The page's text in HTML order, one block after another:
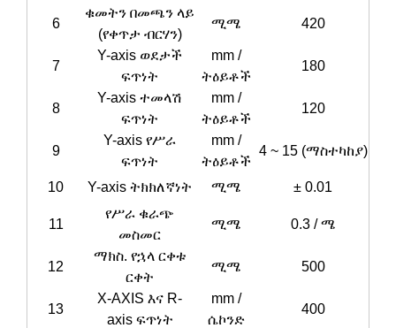
6
ቁመትን በመጫን ላይ
(የቀጥታ ብርሃን)
ሚሜ 420
7
Y-axis ወደታች
ፍጥነት
mm /
ትዕይቶች
180
8
Y-axis ተመላሽ
ፍጥነት
mm /
ትዕይቶች
120
9
Y-axis የሥራ
ፍጥነት
mm /
ትዕይቶች
4 ~ 15 (ማስተካከያ)
10 Y-axis ትክክለኛነት ሚሜ ± 0.01
11
የሥራ ቁራጭ
መስመር
ሚሜ 0.3 / ሜ
12
ማክስ. የኋላ ርቀቱ
ርቀት
ሚሜ 500
13
X-AXIS እና R-
axis ፍጥነት
mm /
ሴኮንድ
400